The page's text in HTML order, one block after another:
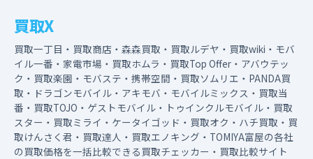
買取X
買取一丁目・買取商店・森森買取・買取ルデヤ・買取wiki・モバ
イル一番・家電市場・買取ホムラ・買取Top Offer・アバウテッ
ク・買取楽園・モバステ・携帯空間・買取ソムリエ・PANDA買
取・ドラゴンモバイル・アキモバ・モバイルミックス・買取当
番・買取TOJO・ゲストモバイル・トゥインクルモバイル・買取
スター・買取ミライ・ケータイゴッド・買取オク・ハチ買取・買
取けんさく君・買取達人・買取エノキング・TOMIYA富屋の各社
の買取価格を一括比較できる買取チェッカー・買取比較サイト